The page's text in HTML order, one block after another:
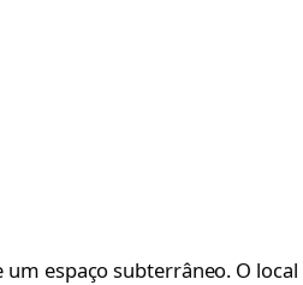
espaço subterrâneo. O local